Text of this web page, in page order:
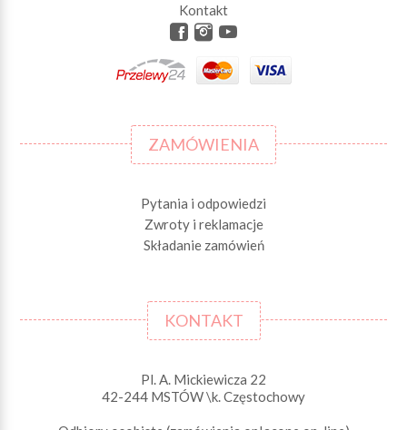
Kontakt
ZAMÓWIENIA
Pytania i odpowiedzi
Zwroty i reklamacje
Składanie zamówień
KONTAKT
Pl. A. Mickiewicza 22
42-244 MSTÓW \k. Częstochowy